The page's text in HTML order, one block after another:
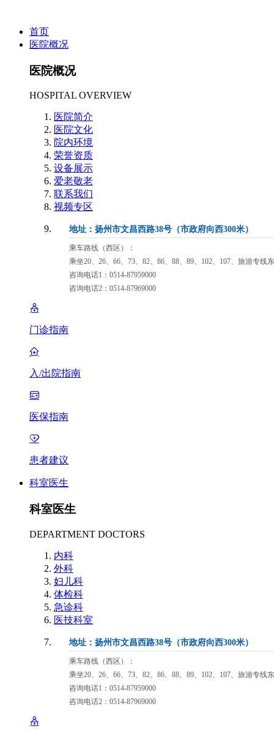
首页
医院概况
医院概况
HOSPITAL OVERVIEW
医院简介
医院文化
院内环境
荣誉资质
设备展示
爱老敬老
联系我们
视频专区
地址：扬州市文昌西路38号（市政府向西300米）
乘车路线（西区）：
乘坐20、26、66、73、82、86、88、89、102、107、旅游专线
咨询电话1：0514-87959000
咨询电话2：0514-87969000
门诊指南
入/出院指南
医保指南
患者建议
科室医生
科室医生
DEPARTMENT DOCTORS
内科
外科
妇儿科
体检科
急诊科
医技科室
地址：扬州市文昌西路38号（市政府向西300米）
乘车路线（西区）：
乘坐20、26、66、73、82、86、88、89、102、107、旅游专线
咨询电话1：0514-87959000
咨询电话2：0514-87969000